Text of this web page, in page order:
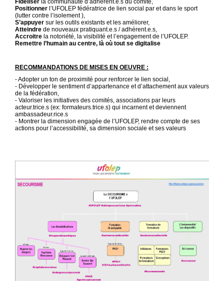
Fidéliser la communauté d’adhérent.e.s du comité,
Positionner l’UFOLEP fédératrice de lien social par et dans le sport
(lutter contre l’isolement ),
S’appuyer sur les outils existants et les améliorer,
Atteindre de nouveaux pratiquant.e.s / adhérent.e.s,
Accroitre la notoriété, la visibilité et l’engagement de l’UFOLEP.
Remettre l’humain au centre, là où tout se digitalise
RECOMMANDATIONS DE MISES EN OEUVRE :
- Adopter un ton de proximité pour renforcer le lien social,
- Développer le sentiment d’appartenance et d’attachement aux valeurs
de la fédération,
- Valoriser les initiatives des comités, associations par leurs
acteur.trice.s (ex: formateurs.trice.s) qui incarnent et deviennent
ambassadeur.rice.s
- Montrer la dimension engagée de l’UFOLEP, rendre compte de ses
actions pour l’accessibilité, sa dimension sociale et ses valeurs